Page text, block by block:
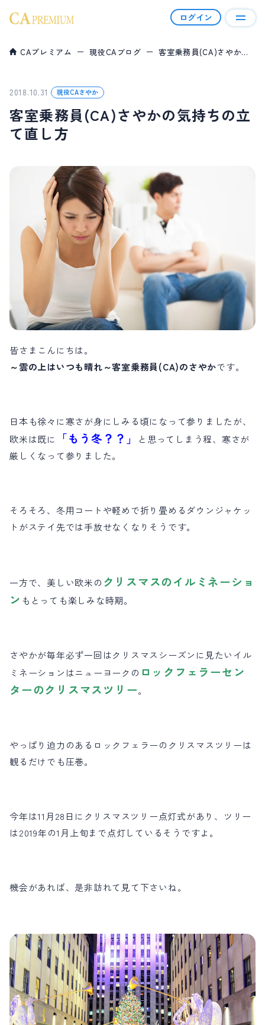
ログイン
会員について
幸せ報告
会員資格＆料金
ご利用の流れ
コラム
現役CAブログ
ハイクラス男性向けコラム
よくあるご質問
お問い合わせ
会員登録はこちら
CAプレミアム 現役CAブログ 客室乗務員(CA)さやかの気持ちの立て直し方
2018.10.31 現役CAさやか
客室乗務員(CA)さやかの気持ちの立
て直し方
皆さまこんにちは。
～雲の上はいつも晴れ～客室乗務員(CA)のさやかです。
日本も徐々に寒さが身にしみる頃になって参りましたが、
欧米は既に
「もう冬？？」
と思ってしまう程、寒さが
厳しくなって参りました。
そろそろ、冬用コートや軽めで折り畳めるダウンジャケッ
トがステイ先では手放せなくなりそうです。
一方で、美しい欧米の クリスマスのイルミネーショ
ン もとっても楽しみな時期。
さやかが毎年必ず一回はクリスマスシーズンに見たいイル
ミネーションはニューヨークの ロックフェラーセン
ターのクリスマスツリー。
やっぱり迫力のあるロックフェラーのクリスマスツリーは
観るだけでも圧巻。
今年は11月28日にクリスマスツリー点灯式があり、ツリー
は2019年の1月上旬まで点灯しているそうですよ。
機会があれば、是非訪れて見て下さいね。